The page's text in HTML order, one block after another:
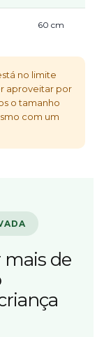
60 cm
no limite
aproveitar por
o tamanho
com um
mais de